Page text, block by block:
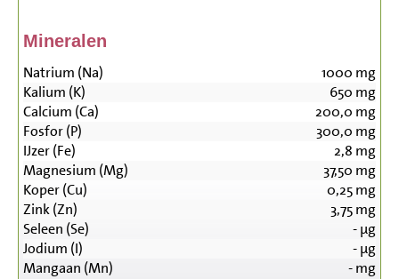
Mineralen
Natrium (Na) 1000 mg
Kalium (K)
650 mg
Calcium (Ca)
200,0 mg
Fosfor (P)
300,0 mg
IJzer (Fe)
2,8 mg
Magnesium (Mg)
37,50 mg
Koper (Cu)
0,25mg
Zink (Zn)
3,75mg
Seleen (Se)
-µg
Jodium (I)
-µg
Mangaan (Mn)
-mg